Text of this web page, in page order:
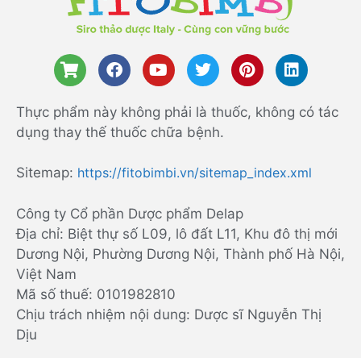
Thực phẩm này không phải là thuốc, không có tác
dụng thay thế thuốc chữa bệnh.
Sitemap: https://fitobimbi.vn/sitemap_index.xml
Công ty Cổ phần Dược phẩm Delap
Địa chỉ: Biệt thự số L09, lô đất L11, Khu đô thị mới
Dương Nội, Phường Dương Nội, Thành phố Hà Nội,
Việt Nam
Mã số thuế: 0101982810
Chịu trách nhiệm nội dung: Dược sĩ Nguyễn Thị
Dịu